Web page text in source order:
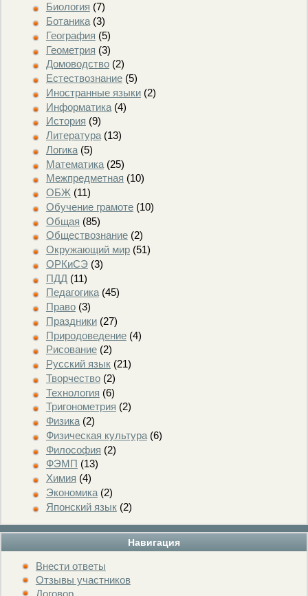
Биология (7)
Ботаника(3)
География (5)
Геометрия (3)
Домоводство(2)
Естествознание(5)
Иностранные языки(2)
Информатика(4)
История (9)
Литература(13)
Логика(5)
Математика(25)
Межпредметная (10)
ОБЖ (11)
Обучение грамоте(10)
Общая (85)
Обществознание(2)
Окружающий мир(51)
ОРКиСЭ(3)
ПДД (11)
Педагогика(45)
Право(3)
Праздники(27)
Природоведение(4)
Рисование(2)
Русский язык(21)
Творчество(2)
Технология (6)
Тригонометрия (2)
Физика(2)
Физическая культура(6)
Философия (2)
ФЭМП (13)
Химия (4)
Экономика(2)
Японский язык(2)
Навигация
Внести ответы
Отзывы участников
Договор